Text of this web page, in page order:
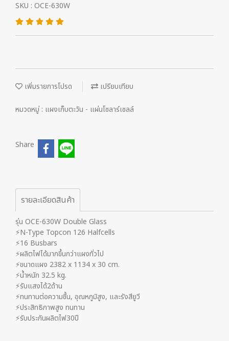
SKU : OCE-630W
เพิ่มรายการโปรด เปรียบเทียบ
หมวดหมู่ : แผงเก็บตะวัน - แผ่นโซลาร์เซลล์
Share
รายละเอียดสินค้า
รุ่น OCE-630W Double Glass
⚡️N-Type Topcon 126 Halfcells
⚡️16 Busbars
⚡️ผลิตไฟได้มากขึ้นกว่าแผงทั่วไป
⚡️ขนาดแผง 2382 x 1134 x 30 cm.
⚡️น้ำหนัก 32.5 kg.
⚡️รับแสงได้2ด้าน
⚡️ทนทานต่อความชื้น, อุณหภูมิสูง, และรังสียูวี
⚡️ประสิทธิภาพสูง ทนทาน
⚡️รับประกันผลิตไฟ30ปี